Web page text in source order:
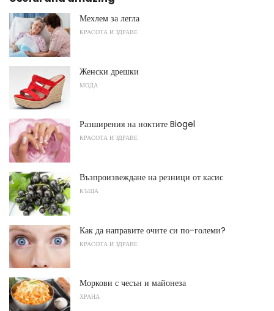
Мехлем за легла
КРАСОТА И ЗДРАВЕ
Женски дрешки
МОДА
Разширения на ноктите Biogel
КРАСОТА И ЗДРАВЕ
Възпроизвеждане на резници от касис
КЪЩА
Как да направите очите си по-големи?
КРАСОТА И ЗДРАВЕ
Моркови с чесън и майонеза
ХРАНА